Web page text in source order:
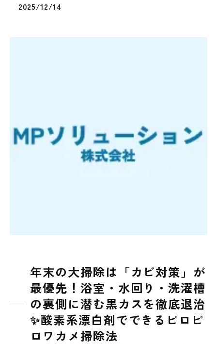
2025/12/14
年末の大掃除は「カビ対策」が
最優先！浴室・水回り・洗濯槽
の裏側に潜む黒カスを徹底退治
✨酸素系漂白剤でできるピロピ
ロワカメ掃除法